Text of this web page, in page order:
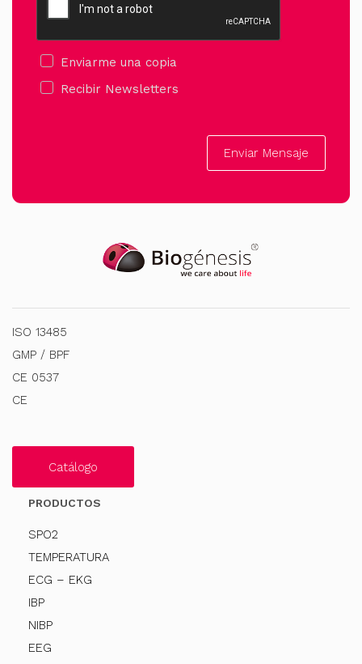
Enviarme una copia
Recibir Newsletters
Enviar Mensaje
ISO 13485
GMP / BPF
CE 0537
CE
Catálogo
PRODUCTOS
SPO2
TEMPERATURA
ECG – EKG
IBP
NIBP
EEG